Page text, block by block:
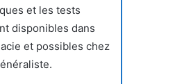
et les tests
disponibles dans
et possibles chez